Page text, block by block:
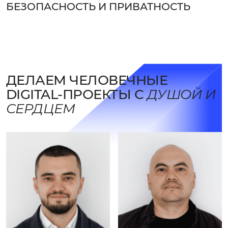
БЕЗОПАСНОСТЬ И ПРИВАТНОСТЬ
ДЕЛАЕМ ЧЕЛОВЕЧНЫЕ
DIGITAL-ПРОЕКТЫ СДУШОЙ И
СЕРДЦЕМ